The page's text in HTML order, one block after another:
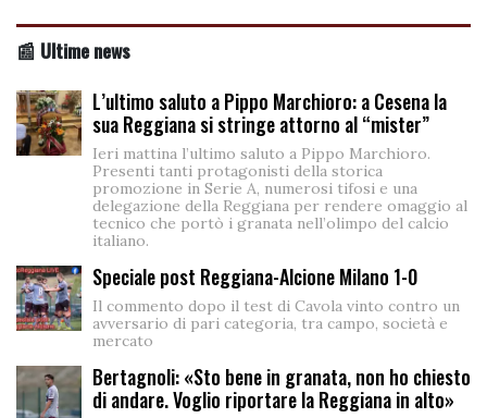
📰 Ultime news
L’ultimo saluto a Pippo Marchioro: a Cesena la
sua Reggiana si stringe attorno al “mister”
Ieri mattina l’ultimo saluto a Pippo Marchioro.
Presenti tanti protagonisti della storica
promozione in Serie A, numerosi tifosi e una
delegazione della Reggiana per rendere omaggio al
tecnico che portò i granata nell’olimpo del calcio
italiano.
Speciale post Reggiana-Alcione Milano 1-0
Il commento dopo il test di Cavola vinto contro un
avversario di pari categoria, tra campo, società e
mercato
Bertagnoli: «Sto bene in granata, non ho chiesto
di andare. Voglio riportare la Reggiana in alto»